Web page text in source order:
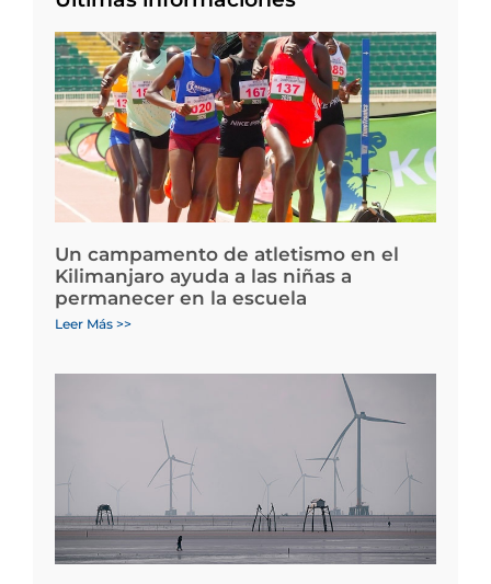
Un campamento de atletismo en el
Kilimanjaro ayuda a las niñas a
permanecer en la escuela
Leer Más >>